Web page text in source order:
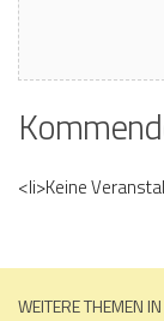
<li>Keine
WEITERE THEMEN